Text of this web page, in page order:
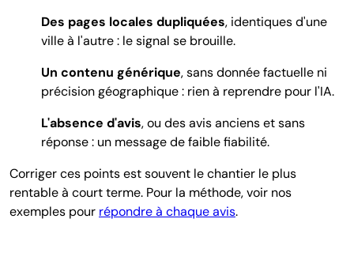
Des pages locales dupliquées, identiques d'une
ville à l'autre : le signal se brouille.
Un contenu générique, sans donnée factuelle ni
précision géographique : rien à reprendre pour l'IA.
L'absence d'avis, ou des avis anciens et sans
réponse : un message de faible fiabilité.
Corriger ces points est souvent le chantier le plus
rentable à court terme. Pour la méthode, voir nos
exemples pour répondre à chaque avis.